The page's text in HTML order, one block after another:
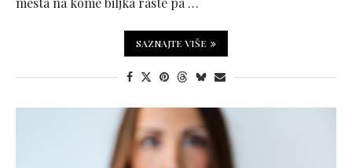
SAZNAJTE VIŠE